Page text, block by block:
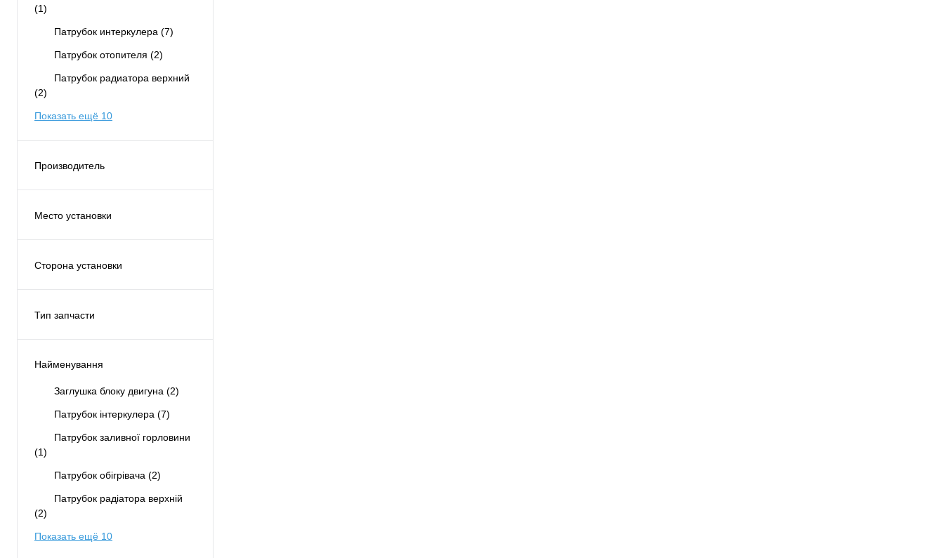
(1)
Патрубок интеркулера (7)
Патрубок отопителя (2)
Патрубок радиатора верхний
(2)
Показать ещё 10
Производитель
Место установки
Сторона установки
Тип запчасти
Найменування
Заглушка блоку двигуна (2)
Патрубок інтеркулера (7)
Патрубок заливної горловини
(1)
Патрубок обігрівача (2)
Патрубок радіатора верхній
(2)
Показать ещё 10